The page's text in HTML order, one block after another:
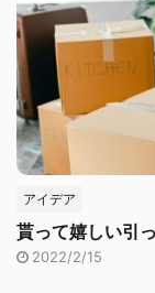
アイデア
貰って嬉しい引
2022/2/15